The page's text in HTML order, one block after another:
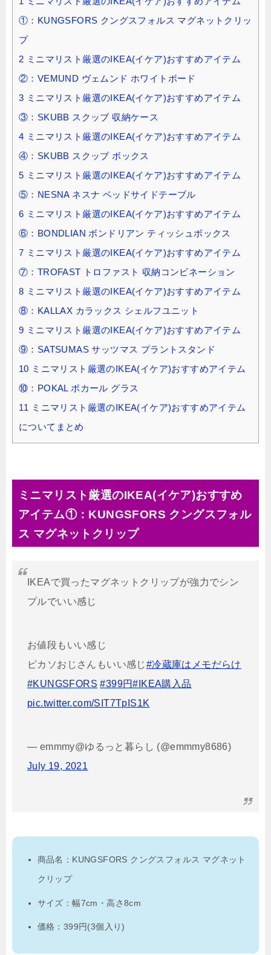
①：KUNGSFORS クングスフォルス マグネットクリッ
プ
2 ミニマリスト厳選のIKEA(イケア)おすすめアイテム
②：VEMUND ヴェムンド ホワイトボード
3 ミニマリスト厳選のIKEA(イケア)おすすめアイテム
③：SKUBB スクッブ 収納ケース
4 ミニマリスト厳選のIKEA(イケア)おすすめアイテム
④：SKUBB スクッブ ボックス
5 ミニマリスト厳選のIKEA(イケア)おすすめアイテム
⑤：NESNA ネスナ ベッドサイドテーブル
6 ミニマリスト厳選のIKEA(イケア)おすすめアイテム
⑥：BONDLIAN ボンドリアン ティッシュボックス
7 ミニマリスト厳選のIKEA(イケア)おすすめアイテム
⑦：TROFAST トロファスト 収納コンビネーション
8 ミニマリスト厳選のIKEA(イケア)おすすめアイテム
⑧：KALLAX カラックス シェルフユニット
9 ミニマリスト厳選のIKEA(イケア)おすすめアイテム
⑨：SATSUMAS サッツマス プラントスタンド
10 ミニマリスト厳選のIKEA(イケア)おすすめアイテム
⑩：POKAL ポカール グラス
11 ミニマリスト厳選のIKEA(イケア)おすすめアイテム
についてまとめ
ミニマリスト厳選のIKEA(イケア)おすすめ
アイテム①：KUNGSFORS クングスフォル
ス マグネットクリップ
IKEAで買ったマグネットクリップが強力でシン
プルでいい感じ
お値段もいい感じ
ピカソおじさんもいい感じ#冷蔵庫はメモだらけ
#KUNGSFORS #399円#IKEA購入品
pic.twitter.com/SIT7TpIS1K
— emmmy@ゆるっと暮らし (@emmmy8686)
July 19, 2021
商品名：KUNGSFORS クングスフォルス マグネット
クリップ
サイズ：幅7cm・高さ8cm
価格：399円(3個入り)